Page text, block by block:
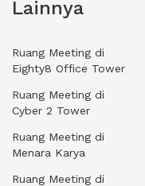
Lainnya
Ruang Meeting di
Eighty8 Office Tower
Ruang Meeting di
Cyber 2 Tower
Ruang Meeting di
Menara Karya
Ruang Meeting di